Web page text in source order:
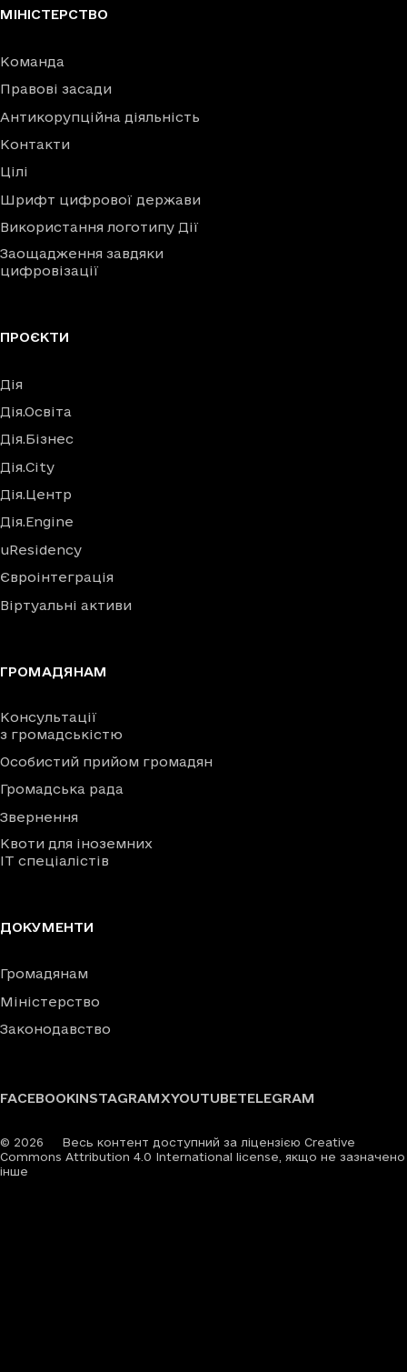
МІНІСТЕРСТВО
Команда
Правові засади
Антикорупційна діяльність
Контакти
Цілі
Шрифт цифрової держави
Використання логотипу Дії
Заощадження завдяки
цифровізації
ПРОЄКТИ
Дія
Дія.Освіта
Дія.Бізнес
Дія.City
Дія.Центр
Дія.Engine
uResidency
Євроінтеграція
Віртуальні активи
ГРОМАДЯНАМ
Консультації
з громадськістю
Особистий прийом громадян
Громадська рада
Звернення
Квоти для іноземних
IT спеціалістів
ДОКУМЕНТИ
Громадянам
Міністерство
Законодавство
FACEBOOKINSTAGRAMXYOUTUBETELEGRAM
© 2026
Весь контент доступний за ліцензією Creative
Commons Attribution 4.0 International license, якщо не зазначено
інше